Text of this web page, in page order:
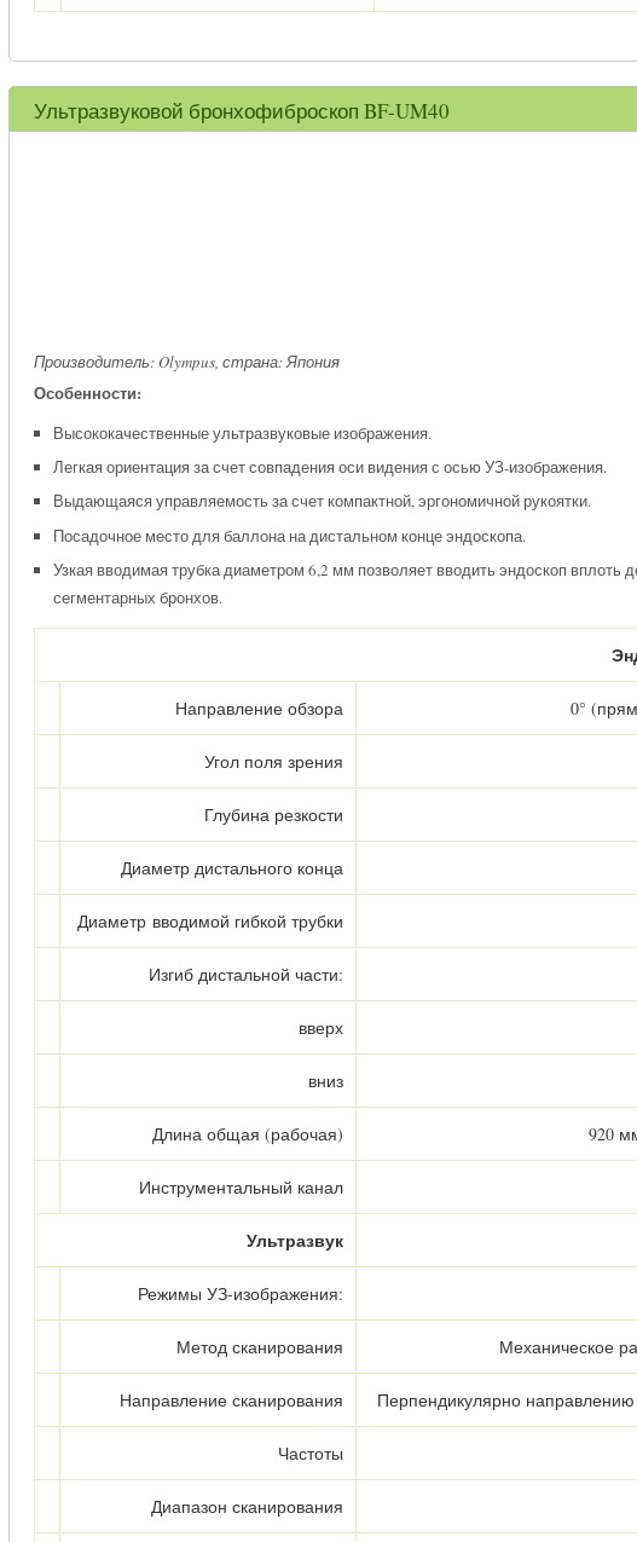
Ультразвуковой бронхофиброскоп BF-UM40
Производитель: Olympus, страна: Япония
Особенности:
Высококачественные ультразвуковые изображения.
Легкая ориентация за счет совпадения оси видения с осью УЗ-изображения.
Выдающаяся управляемость за счет компактной, эргономичной рукоятки.
Посадочное место для баллона на дистальном конце эндоскопа.
Узкая вводимая трубка диаметром 6,2 мм позволяет вводить эндоскоп вплоть
сегментарных бронхов.
Направление обзора 0°
Угол поля зрения
Глубина резкости
Диаметр дистального конца
Диаметр вводимой гибкой трубки
Изгиб дистальной части:
вверх
вниз
Длина общая (рабочая) 920
Инструментальный канал
Ультразвук
Режимы УЗ-изображения:
Метод сканирования Механическое
Направление сканирования Перпендикулярно
Частоты
Диапазон сканирования